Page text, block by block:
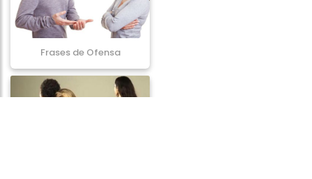
Frases de Ofensa